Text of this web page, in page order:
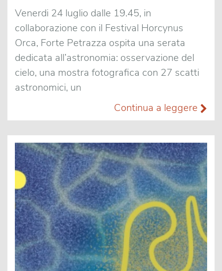
Venerdi 24 luglio dalle 19.45, in
collaborazione con il Festival Horcynus
Orca, Forte Petrazza ospita una serata
dedicata all’astronomia: osservazione del
cielo, una mostra fotografica con 27 scatti
astronomici, un
Continua a leggere